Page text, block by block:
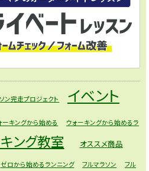
ン完走プロジェクト
イベント
ーキングから始める ウォーキングから始めるラ
ング教室 オススメ商品
ゼロから始めるランニング フルマラソン フル